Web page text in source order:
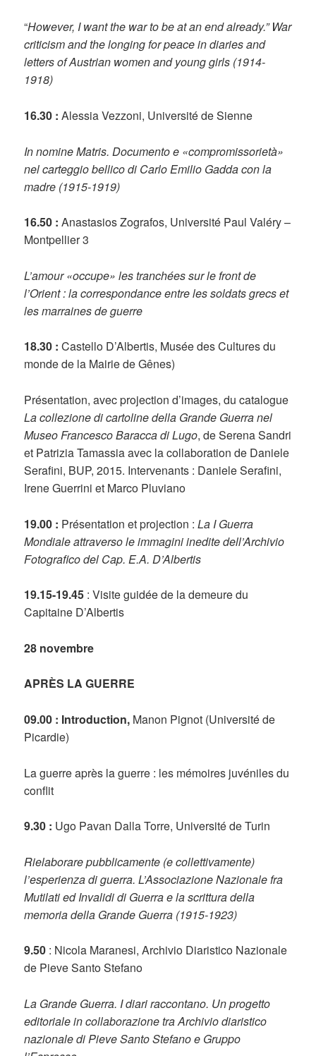
“However, I want the war to be at an end already.” War
criticism and the longing for peace in diaries and
letters of Austrian women and young girls (1914-
1918)
16.30 : Alessia Vezzoni, Université de Sienne
In nomine Matris. Documento e «compromissorietà»
nel carteggio bellico di Carlo Emilio Gadda con la
madre (1915-1919)
16.50 : Anastasios Zografos, Université Paul Valéry –
Montpellier 3
L’amour «occupe» les tranchées sur le front de
l’Orient : la correspondance entre les soldats grecs et
les marraines de guerre
18.30 : Castello D’Albertis, Musée des Cultures du
monde de la Mairie de Gênes)
Présentation, avec projection d’images, du catalogue
La collezione di cartoline della Grande Guerra nel
Museo Francesco Baracca di Lugo, de Serena Sandri
et Patrizia Tamassia avec la collaboration de Daniele
Serafini, BUP, 2015. Intervenants : Daniele Serafini,
Irene Guerrini et Marco Pluviano
19.00 : Présentation et projection :La I Guerra
Mondiale attraverso le immagini inedite dell’Archivio
Fotografico del Cap. E.A. D’Albertis
19.15-19.45 : Visite guidée de la demeure du
Capitaine D’Albertis
28 novembre
APRÈS LA GUERRE
09.00 : Introduction, Manon Pignot (Université de
Picardie)
La guerre après la guerre : les mémoires juvéniles du
conflit
9.30 : Ugo Pavan Dalla Torre, Université de Turin
Rielaborare pubblicamente (e collettivamente)
l’esperienza di guerra. L’Associazione Nazionale fra
Mutilati ed Invalidi di Guerra e la scrittura della
memoria della Grande Guerra (1915-1923)
9.50 : Nicola Maranesi, Archivio Diaristico Nazionale
de Pieve Santo Stefano
La Grande Guerra. I diari raccontano. Un progetto
editoriale in collaborazione tra Archivio diaristico
nazionale di Pieve Santo Stefano e Gruppo